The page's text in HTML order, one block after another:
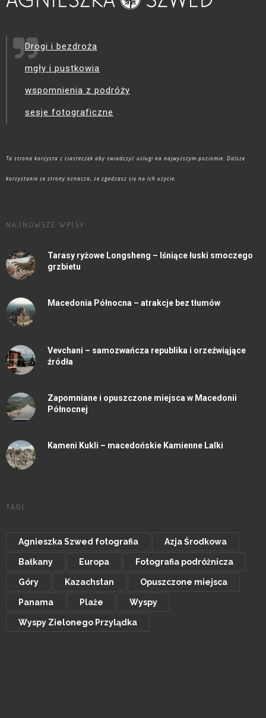
Drogi i bezdroża
mgły i pustkowia
wspomnienia z podróży
sesje fotograficzne
Ta strona korzysta z ciasteczek aby świadczyć usługi na najwyższym poziomie. Dalsze
korzystanie ze strony oznacza, że zgadzasz się na ich użycie.
NAJNOWSZE WPISY
Tarasy ryżowe Longsheng – lśniące łuski smoczego
grzbietu
Macedonia Północna – atrakcje bez tłumów
Vevchani – samozwańcza republika i orzeźwiąjące
źródła
Zapomniane i opuszczone miejsca w Macedonii
Północnej
Kameni Kukli – macedońskie Kamienne Lalki
TAGI
Agnieszka Szwed fotografia Azja Środkowa
Bałkany Europa Fotografia podróżnicza
Góry Kazachstan Opuszczone miejsca
Panama Plaże Wyspy
Wyspy Zielonego Przylądka